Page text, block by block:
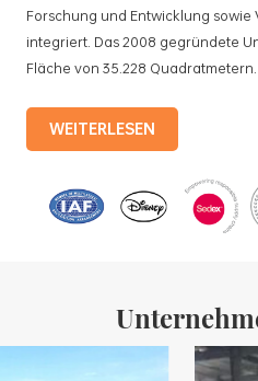
Forschung und Entwicklung sowie
integriert. Das 2008 gegründete
Fläche von 35.228
Produktionslinien mit einer
Millionen Eisenkisten. Zu den
Werbegeschenkdosen und
Standardisierte Produktionslinien
WEITERLESEN